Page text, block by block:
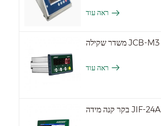
ראה עוד
משדר שקילה JCB-M3
ראה עוד
בקר קנה מידה JIF-24A